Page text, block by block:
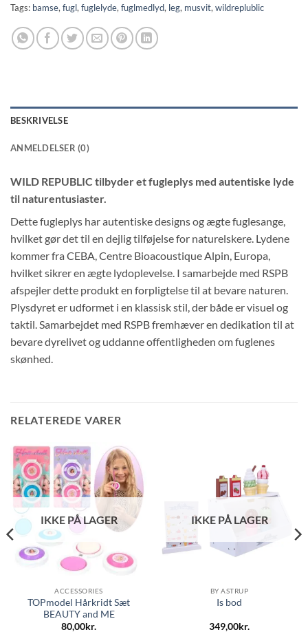
Tags: bamse, fugl, fuglelyde, fuglmedlyd, leg, musvit, wildreplublic
BESKRIVELSE
ANMELDELSER (0)
WILD REPUBLIC tilbyder et fugleplys med autentiske lyde
til naturentusiaster.
Dette fugleplys har autentiske designs og ægte fuglesange,
hvilket gør det til en dejlig tilføjelse for naturelskere. Lydene
kommer fra CEBA, Centre Bioacoustique Alpin, Europa,
hvilket sikrer en ægte lydoplevelse. I samarbejde med RSPB
afspejler dette produkt en forpligtelse til at bevare naturen.
Plysdyret er udformet i en klassisk stil, der både er visuel og
taktil. Samarbejdet med RSPB fremhæver en dedikation til at
bevare dyrelivet og uddanne offentligheden om fuglenes
skønhed.
RELATEREDE VARER
IKKE PÅ LAGER
ACCESSORIES
TOPmodel Hårkridt Sæt
BEAUTY and ME
80,00kr.
IKKE PÅ LAGER
BY ASTRUP
Is bod
349,00kr.